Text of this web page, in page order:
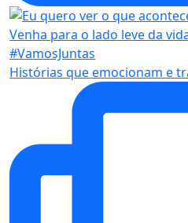
Histórias que emocionam e